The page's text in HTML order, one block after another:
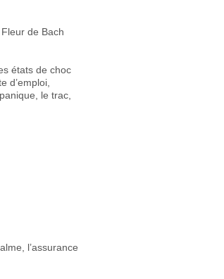
de Bach
états de choc
d’emploi,
le trac,
l’assurance